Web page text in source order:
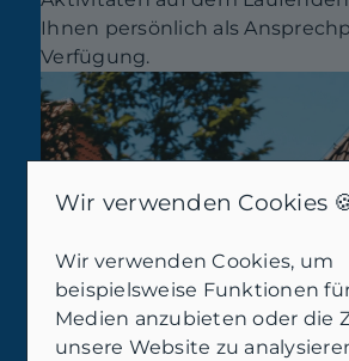
Ihnen persönlich als
Verfügung.
Wir verwenden Cookies
Wir verwenden Cookies, um
beispielsweise Funktionen
Medien anzubieten oder die
unsere Website zu